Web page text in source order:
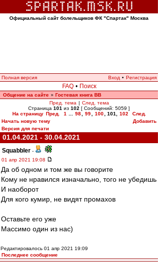
Официальный сайт болельщиков ФК "Спартак" Москва
Полная версия Вход • Регистрация
FAQ • Поиск
Общение на сайте » Гостевая книга ВВ
Пред. тема | След. тема
Страница 101 из 102 [ Сообщений: 5059 ]
На страницу Пред. 1 98 99 100 101 102
След.
Начать новую тему
Добавить
Версия для печати
01.04.2021 - 30.04.2021
Squabbler -
01 апр 2021 19:08
Да об одном и том же вы говорите
Кому не нравился изначально, того не убедишь
И наоборот
Для кого кумир, не видят промахов
Оставьте его уже
Массимо один из нас)
Редактировалось 01 апр 2021 19:09
Последнее сообщение